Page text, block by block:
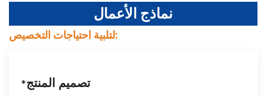
نماذج الأعمال
لتلبية احتياجات التخصيص:
*تصميم المنتج